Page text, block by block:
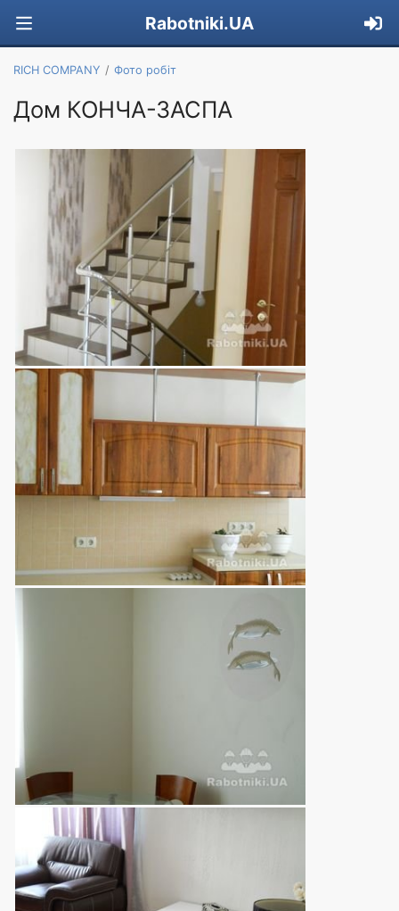
Rabotniki.UA
RICH COMPANY Фото робіт
Дом КОНЧА-ЗАСПА